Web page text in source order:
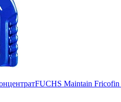
FUCHS Maintain